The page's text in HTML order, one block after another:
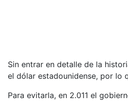
Sin entrar en detalle de la
el dólar estadounidense, por lo
Para evitarla, en 2.011 el